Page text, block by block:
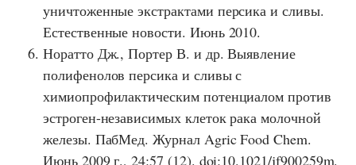
уничтоженные экстрактами персика и сливы.
Естественные новости. Июнь 2010.
Норатто Дж., Портер В. и др. Выявление
полифенолов персика и сливы с
химиопрофилактическим потенциалом против
эстроген-независимых клеток рака молочной
железы. ПабМед. Журнал Agric Food Chem.
Июнь 2009 г., 24:57 (12). doi:10.1021/jf900259m.